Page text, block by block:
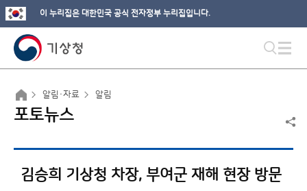
이 누리집은 대한민국 공식 전자정부 누리집입니다.
알림·자료 알림
포토뉴스
김승희 기상청 차장, 부여군 재해 현장 방문